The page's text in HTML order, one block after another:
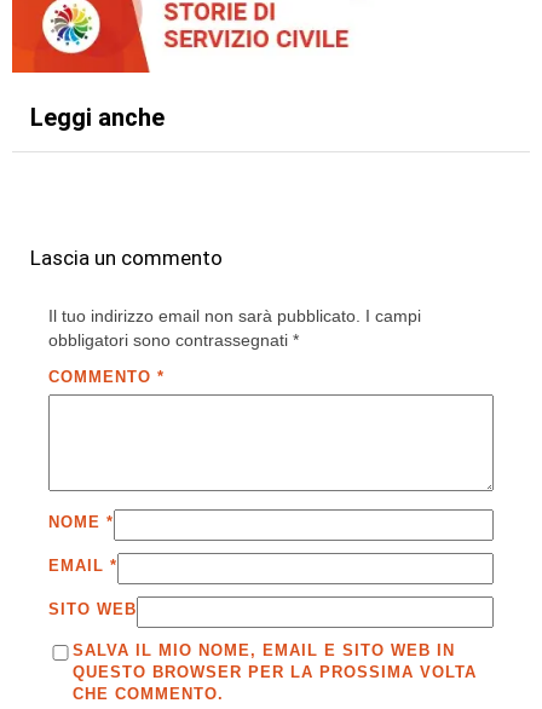
Leggi anche
Lascia un commento
Il tuo indirizzo email non sarà pubblicato. I campi
obbligatori sono contrassegnati *
COMMENTO *
NOME *
EMAIL *
SITO WEB
SALVA IL MIO NOME, EMAIL E SITO WEB IN
QUESTO BROWSER PER LA PROSSIMA VOLTA
CHE COMMENTO.